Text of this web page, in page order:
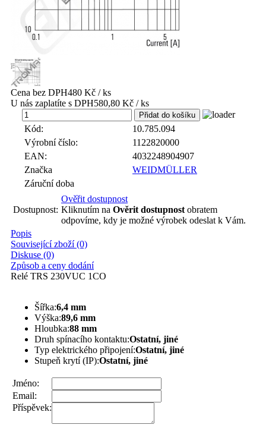
Cena bez DPH480 Kč / ks
U nás zaplatíte s DPH580,80 Kč / ks
Kód:
10.785.094
Výrobní číslo:
1122820000
EAN:
4032248904907
Značka
WEIDMÜLLER
Záruční doba
Dostupnost:
Ověřit dostupnost
Kliknutím na Ověrit dostupnost obratem
odpovíme, kdy je možné výrobek odeslat k Vám.
Popis
Související zboží (0)
Diskuse (0)
Způsob a ceny dodání
Relé TRS 230VUC 1CO
Šířka:6,4 mm
Výška:89,6 mm
Hloubka:88 mm
Druh spínacího kontaktu:Ostatní, jiné
Typ elektrického připojení:Ostatní, jiné
Stupeň krytí (IP):Ostatní, jiné
Jméno:
Email:
Příspěvek: